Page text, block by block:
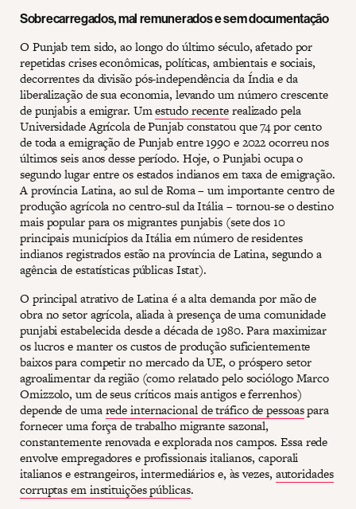
Sobrecarregados, mal remunerados e sem documentação
O Punjab tem sido, ao longo do último século, afetado por
repetidas crises econômicas, políticas, ambientais e sociais,
decorrentes da divisão pós-independência da Índia e da
liberalização de sua economia, levando um número crescente
de punjabis a emigrar. Umestudo recenterealizado pela
Universidade Agrícola de Punjab constatou que 74 por cento
de toda a emigração de Punjab entre 1990 e 2022 ocorreu nos
últimos seis anos desse período. Hoje, o Punjabi ocupa o
segundo lugar entre os estados indianos em taxa de emigração.
A província Latina, ao sul de Roma – um importante centro de
produção agrícola no centro-sul da Itália – tornou-se o destino
mais popular para os migrantes punjabis (sete dos 10
principais municípios da Itália em número de residentes
indianos registrados estão na província de Latina, segundo a
agência de estatísticas públicas Istat).
O principal atrativo de Latina é a alta demanda por mão de
obra no setor agrícola, aliada à presença de uma comunidade
punjabi estabelecida desde a década de 1980. Para maximizar
os lucros e manter os custos de produção suficientemente
baixos para competir no mercado da UE, o próspero setor
agroalimentar da região (como relatado pelo sociólogo Marco
Omizzolo, um de seus críticos mais antigos e ferrenhos)
depende de umarede internacional de tráfico de pessoaspara
fornecer uma força de trabalho migrante sazonal,
constantemente renovada e explorada nos campos. Essa rede
envolve empregadores e profissionais italianos, caporali
italianos e estrangeiros, intermediários e, às vezes, autoridades
corruptas em instituições públicas.